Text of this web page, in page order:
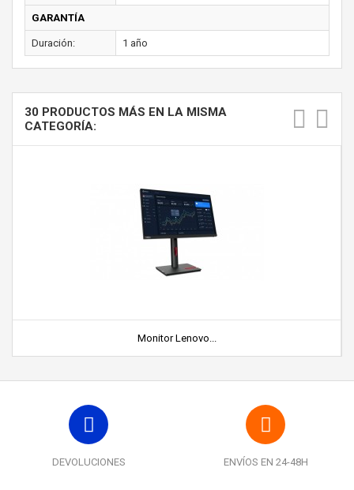
GARANTÍA
Duración: 1 año
30 PRODUCTOS MÁS EN LA MISMA
CATEGORÍA:
Monitor Lenovo...
DEVOLUCIONES ENVÍOS EN 24-48H